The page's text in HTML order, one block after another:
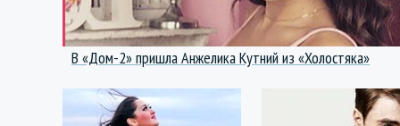
В «Дом-2» пришла Анжелика Кутний из «Холостяка»